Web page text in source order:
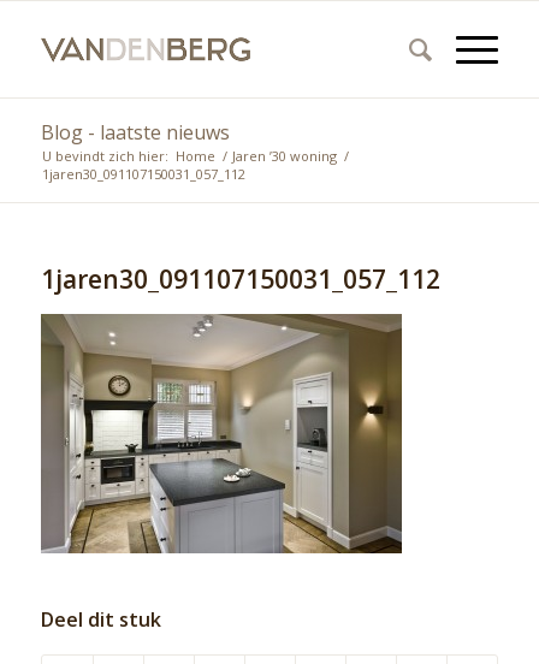
Blog - laatste nieuws
U bevindt zich hier: Home / Jaren ’30 woning /
1jaren30_091107150031_057_112
1jaren30_091107150031_057_112
Deel dit stuk